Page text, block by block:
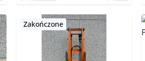
Zakończone